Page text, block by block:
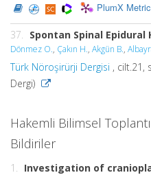
PlumX
37. Spontan Spinal
Dönmez O., Çakın H., Akgün B.,
Türk Nöroşirürji Dergisi , cilt.21,
Dergi)
Hakemli Bilimsel
Bildiriler
1. Investigation of